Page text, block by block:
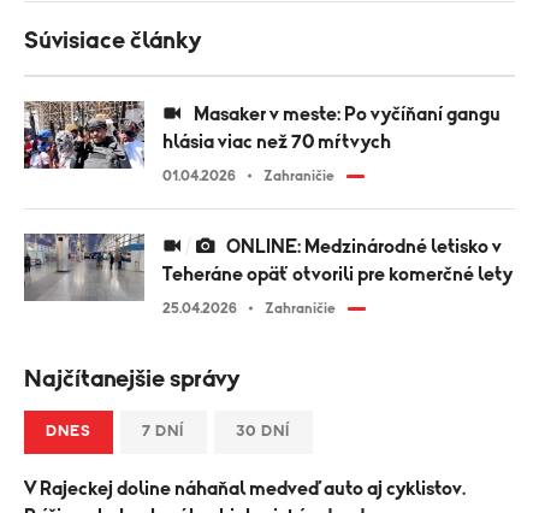
Súvisiace články
hlásia viac než 70 mŕtvych
01.04.2026 Zahraničie
Teheráne opäť otvorili pre komerčné lety
25.04.2026 Zahraničie
Najčítanejšie správy
DNES 7 DNÍ 30 DNÍ
V Rajeckej doline náhaňal medveď auto aj cyklistov.